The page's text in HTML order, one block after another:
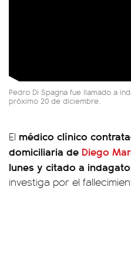
Pedro Di Spagna fue llamado a
próximo 20 de diciembre.
El médico clínico
domiciliaria de Diego
lunes y citado a
investiga por el